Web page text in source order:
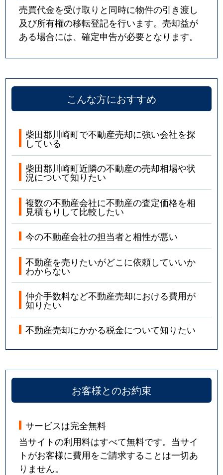
売買代金を受け取りと同時に物件の引き渡し
及び所有権の移転登記を行います。売却益が
ある場合には、確定申告が必要となります。
こんな方におすすめ
柴田郡川崎町で不動産売却に強い会社を探
している
柴田郡川崎町近隣の不動産の売却相場や状
況について知りたい
複数の不動産会社に不動産の査定価格を相
見積もりして比較したい
今の不動産会社の担当者と相性が悪い
不動産を売りたいがどこに依頼していいか
わからない
仲介手数料など不動産売却における費用が
知りたい
不動産売却にかかる税金について知りたい
お客様とのお約束
サービスは完全無料
当サイトの利用料はすべて無料です。当サイ
トがお客様に費用をご請求することは一切あ
りません。